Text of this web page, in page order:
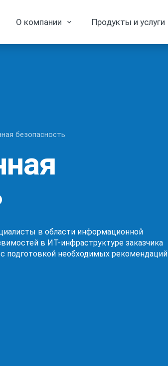
О компании Продукты и услуги
безопасность
в области информационной
в ИТ-инфраструктуре заказчика
подготовкой необходимых рекомендаций